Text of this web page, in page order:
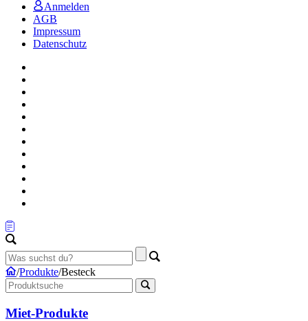
Anmelden
AGB
Impressum
Datenschutz
/Produkte/Besteck
Miet-Produkte